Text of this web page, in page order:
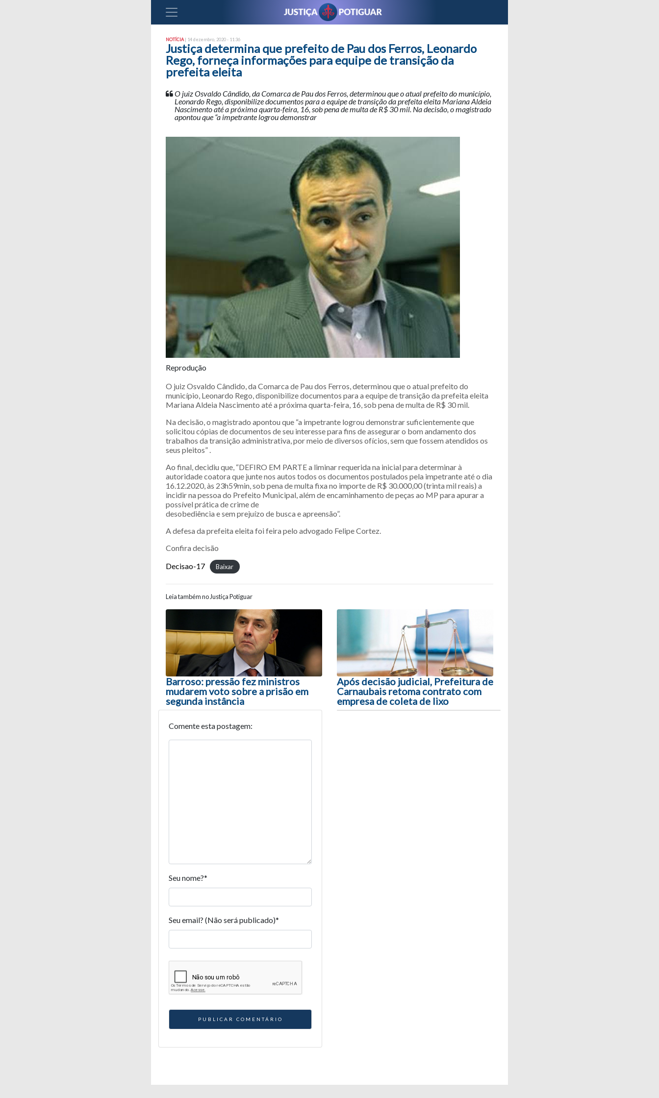
NOTÍCIA | 14 dezembro, 2020 - 11:36
Justiça determina que prefeito de Pau dos Ferros, Leonardo
Rego, forneça informações para equipe de transição da
prefeita eleita
O juiz Osvaldo Cândido, da Comarca de Pau dos Ferros, determinou que o atual prefeito do município,
Leonardo Rego, disponibilize documentos para a equipe de transição da prefeita eleita Mariana Aldeia
Nascimento até a próxima quarta-feira, 16, sob pena de multa de R$ 30 mil. Na decisão, o magistrado
apontou que “a impetrante logrou demonstrar
Reprodução
O juiz Osvaldo Cândido, da Comarca de Pau dos Ferros, determinou que o atual prefeito do
município, Leonardo Rego, disponibilize documentos para a equipe de transição da prefeita eleita
Mariana Aldeia Nascimento até a próxima quarta-feira, 16, sob pena de multa de R$ 30 mil.
Na decisão, o magistrado apontou que “a impetrante logrou demonstrar suficientemente que
solicitou cópias de documentos de seu interesse para fins de assegurar o bom andamento dos
trabalhos da transição administrativa, por meio de diversos ofícios, sem que fossem atendidos os
seus pleitos” .
Ao final, decidiu que, “DEFIRO EM PARTE a liminar requerida na inicial para determinar à
autoridade coatora que junte nos autos todos os documentos postulados pela impetrante até o dia
16.12.2020, às 23h59min, sob pena de multa fixa no importe de R$ 30.000,00 (trinta mil reais) a
incidir na pessoa do Prefeito Municipal, além de encaminhamento de peças ao MP para apurar a
possível prática de crime de
desobediência e sem prejuízo de busca e apreensão”.
A defesa da prefeita eleita foi feira pelo advogado Felipe Cortez.
Confira decisão
Decisao-17
Baixar
Leia também no Justiça Potiguar
Navegação entre posts
Barroso: pressão fez ministros
mudarem voto sobre a prisão em
segunda instância
Após decisão judicial, Prefeitura de
Carnaubais retoma contrato com
empresa de coleta de lixo
Comente esta postagem:
Seu nome?*
Seu email? (Não será publicado)*